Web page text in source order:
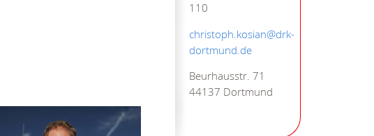
110
christoph.kosian@drk-
dortmund.de
Beurhausstr. 71
44137 Dortmund